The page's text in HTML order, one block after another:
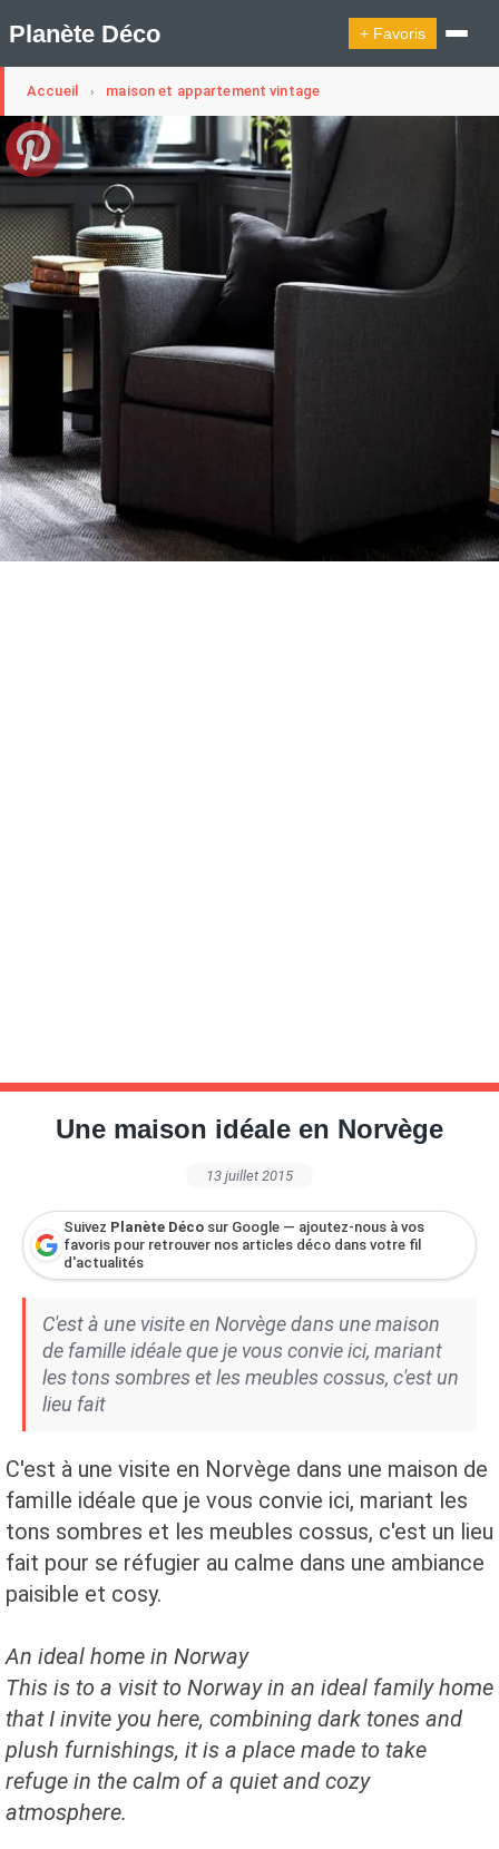
Planète Déco + Favoris
🛍︎ Shop Planète Déco ℹ︎ À propos
Appartement Design Cabanes
Decoration Noël
Design Suédois En Quelques Photos
Idées Déco En 10 Photos
La Semaine Décoration Et Design
Maison En Ville
Méli-Mélo Suédois
Interieurs Scandinaves
La Décoration Selon Votre Signe Astrologique
Les Trouvailles Déco Du Jour
Maison Appartement Écologique
Maison Container/container House
Maison Et Appartement Vintage
Petite Surface
Revue De Week End
Tiny House
Accueil › maison et appartement vintage
Une maison idéale en Norvège
13 juillet 2015
Suivez Planète Déco sur Google — ajoutez-nous à vos
favoris pour retrouver nos articles déco dans votre fil
d'actualités
C'est à une visite en Norvège dans une maison
de famille idéale que je vous convie ici, mariant
les tons sombres et les meubles cossus, c'est un
lieu fait
C'est à une visite en Norvège dans une maison de
famille idéale que je vous convie ici, mariant les
tons sombres et les meubles cossus, c'est un lieu
fait pour se réfugier au calme dans une ambiance
paisible et cosy.
An ideal home in Norway
This is to a visit to Norway in an ideal family home
that I invite you here, combining dark tones and
plush furnishings, it is a place made to take
refuge in the calm of a quiet and cozy
atmosphere.